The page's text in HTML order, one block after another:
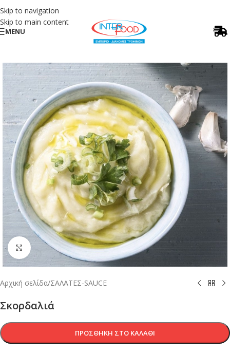
Skip to navigation
Skip to main content
MENU
Κλικ για μεγέθυνση
Αρχική σελίδα/ΣΑΛΑΤΕΣ-SAUCE
Σκορδαλιά
ΠΡΟΣΘΉΚΗ ΣΤΟ ΚΑΛΆΘΙ